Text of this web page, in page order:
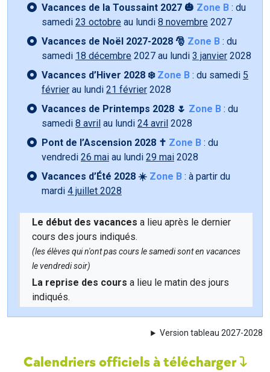
Vacances de la Toussaint 2027 🎃 Zone B : du
samedi 23 octobre au lundi 8 novembre 2027
Vacances de Noël 2027-2028 🎅 Zone B : du
samedi 18 décembre 2027 au lundi 3 janvier 2028
Vacances d’Hiver 2028 ❄️ Zone B : du samedi 5
février au lundi 21 février 2028
Vacances de Printemps 2028 🌷 Zone B : du
samedi 8 avril au lundi 24 avril 2028
Pont de l’Ascension 2028 ✝️ Zone B : du
vendredi 26 mai au lundi 29 mai 2028
Vacances d’Été 2028 ☀️ Zone B : à partir du
mardi 4 juillet 2028
Le début des vacances a lieu après le dernier
cours des jours indiqués.
(les élèves qui n'ont pas cours le samedi sont en vacances
le vendredi soir)
La reprise des cours a lieu le matin des jours
indiqués.
Version tableau 2027-2028
Calendriers officiels à télécharger